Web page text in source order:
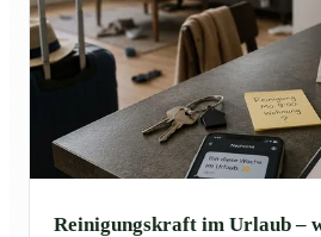
Reinigungskraft im Urlaub –